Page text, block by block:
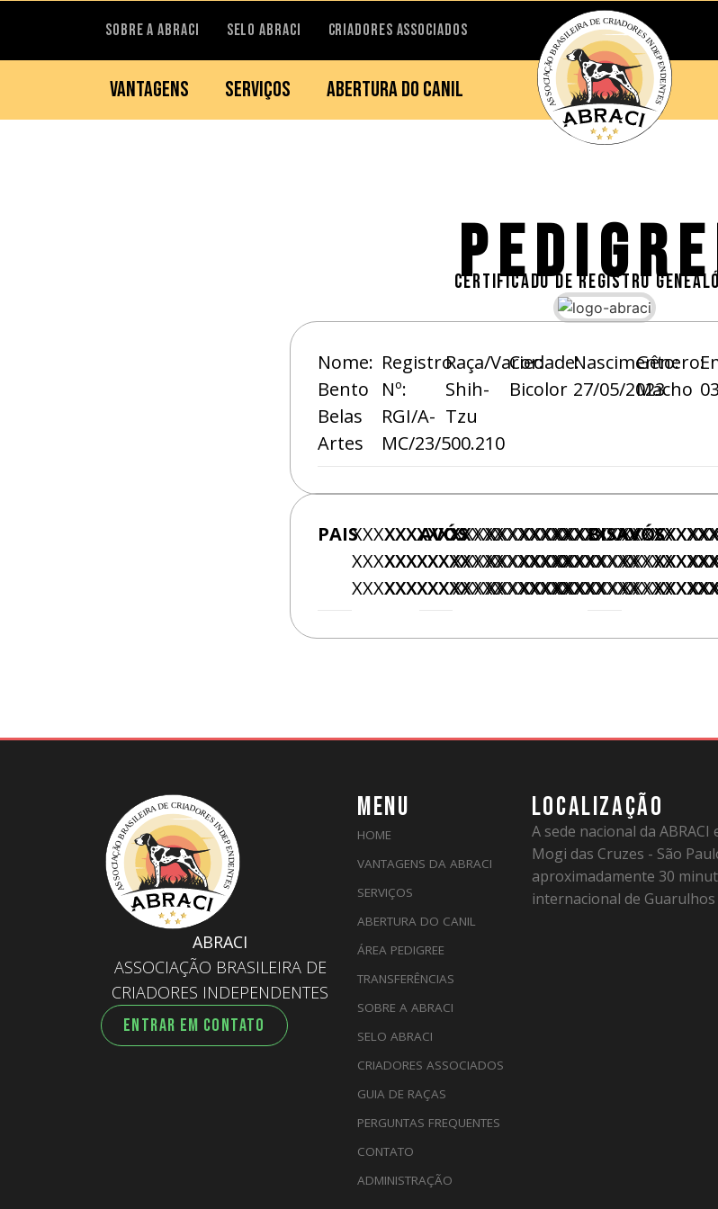
SOBRE A ABRACI SELO ABRACI CRIADORES ASSOCIADOS
VANTAGENS SERVIÇOS ABERTURA DO CANIL
CERTIFICADO DE REGISTRO
Nome:
Bento
Belas
Artes
Registro
Nº:
RGI/A-
MC/23/500.210
Raça/Variedade:
Shih-
Tzu
Cor:
Bicolor
Nascimento:
27/05/2023
Gênero:
Macho
PAISXXXXXXXXXXX
XXXXXXXXXXX
XXXXXXXXXXX
XXXXXXXXXXX
XXXXXXXXXXX
XXXXXXXXXXX
AVÓSXXXXXXXXXXX
XXXXXXXXXXX
XXXXXXXXXXX
XXXXXXXXXXX
XXXXXXXXXXX
XXXXXXXXXXX
XXXXXXXXXXX
XXXXXXXXXXX
XXXXXXXXXXX
XXXXXXXXXXX
XXXXXXXXXXX
XXXXXXXXXXX
BISAVÓS
ABRACI
ASSOCIAÇÃO BRASILEIRA DE
CRIADORES INDEPENDENTES
ENTRAR EM CONTATO
MENU
HOME
VANTAGENS DA ABRACI
SERVIÇOS
ABERTURA DO CANIL
ÁREA PEDIGREE
TRANSFERÊNCIAS
SOBRE A ABRACI
SELO ABRACI
CRIADORES ASSOCIADOS
GUIA DE RAÇAS
PERGUNTAS FREQUENTES
CONTATO
ADMINISTRAÇÃO
LOCALIZAÇÃO
A sede nacional da ABRACI
Mogi das Cruzes - São
aproximadamente 30
internacional de Guarulhos